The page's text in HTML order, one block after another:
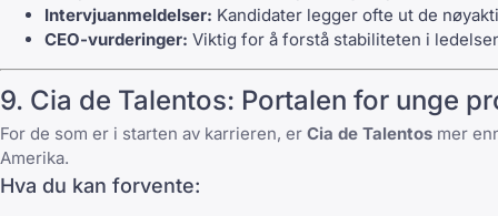
Intervjuanmeldelser: Kandidater legger ofte ut de
CEO-vurderinger: Viktig for å forstå stabiliteten i
9. Cia de Talentos: Portalen for unge
For de som er i starten av karrieren, er Cia de Talentos mer
Amerika.
Hva du kan forvente: